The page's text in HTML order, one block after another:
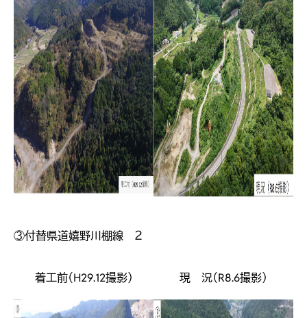
③付替県道嬉野川棚線 ２
着工前（H29.12撮影） 現 況（R8.6撮影）